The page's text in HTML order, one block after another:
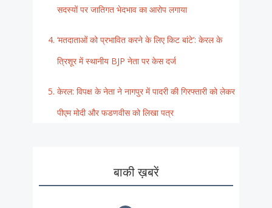
सदस्यों पर जातिगत भेदभाव का आरोप लगाया
‘मतदाताओं को प्रभावित करने के लिए किट बांटे’: केरल के
त्रिशूर में स्थानीय BJP नेता पर केस दर्ज
केरल: विपक्ष के नेता ने नागपुर में पादरी की गिरफ्तारी को लेकर
पीएम मोदी और फडणवीस को लिखा पत्र
बाकी ख़बरें